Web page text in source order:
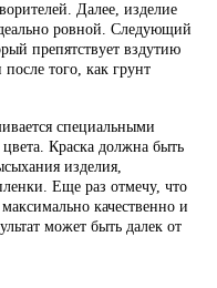
Далее, изделие
ровной. Следующий
препятствует вздутию
после того, как грунт
специальными
Краска должна быть
изделия,
Еще раз отмечу, что
качественно и
может быть далек от